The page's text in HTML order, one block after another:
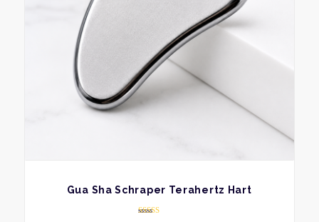
BEKIJK
Gua Sha Schraper Terahertz Hart